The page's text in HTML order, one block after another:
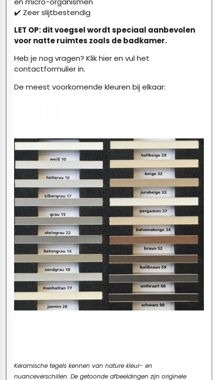
✔️ Zeer slijtbestendig
LET OP: dit voegsel wordt speciaal aanbevolen
voor natte ruimtes zoals de badkamer.
Heb je nog vragen? Klik hieren vul het
contactformulier in.
De meest voorkomende kleuren bij elkaar:
Keramische tegels kennen van nature kleur- en
nuanceverschillen. De getoonde afbeeldingen zijn originele